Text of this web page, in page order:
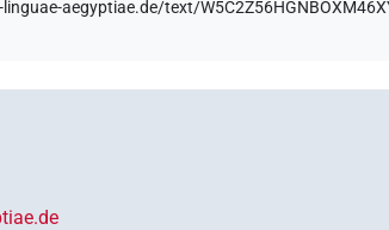
aegyptiae.de/text/